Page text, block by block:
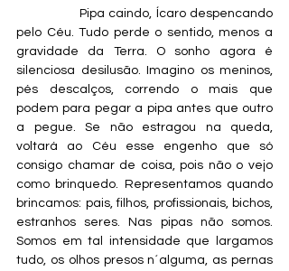
Pipa caindo, Ícaro despencando
pelo Céu. Tudo perde o sentido, menos a
gravidade da Terra. O sonho agora é
silenciosa desilusão. Imagino os meninos,
pés descalços, correndo o mais que
podem para pegar a pipa antes que outro
a pegue. Se não estragou na queda,
voltará ao Céu esse engenho que só
consigo chamar de coisa, pois não o vejo
como brinquedo. Representamos quando
brincamos: pais, filhos, profissionais, bichos,
estranhos seres. Nas pipas não somos.
Somos em tal intensidade que largamos
tudo, os olhos presos n´alguma, as pernas